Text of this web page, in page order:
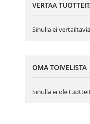
VERTAA
Sinulla ei
OMA TOIVELISTA
Sinulla ei ole